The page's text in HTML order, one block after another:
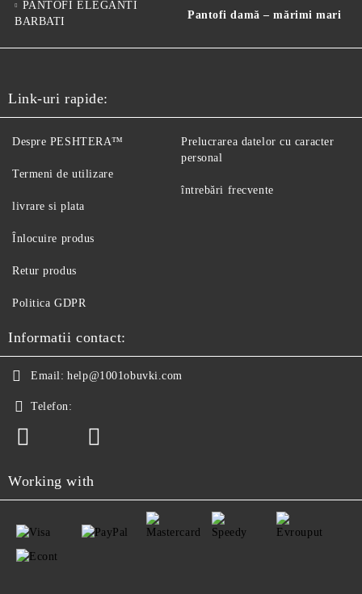
PANTOFI ELEGANTI
BARBATI
Pantofi damă – mărimi mari
Link-uri rapide:
Despre PESHTERA™
Termeni de utilizare
livrare si plata
Înlocuire produs
Retur produs
Politica GDPR
Prelucrarea datelor cu caracter
personal
întrebări frecvente
Informatii contact:
Email: help@1001obuvki.com
Telefon:
Working with